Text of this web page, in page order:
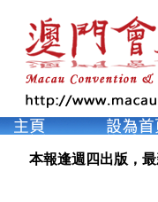
本報逢週四出版，